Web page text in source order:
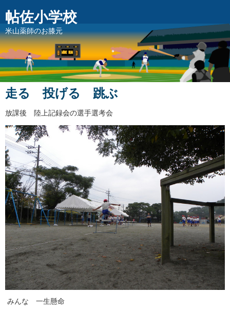
帖佐小学校
米山薬師のお膝元
走る 投げる 跳ぶ
放課後 陸上記録会の選手選考会
みんな 一生懸命